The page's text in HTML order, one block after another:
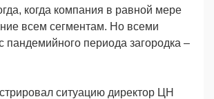
когда компания в равной мере
всем сегментам. Но всеми
пандемийного периода загородка –
ситуацию директор ЦН